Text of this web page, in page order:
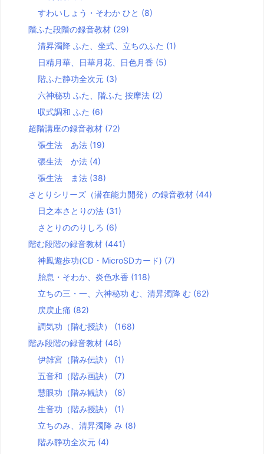
すわいしょう・そわか ひと (8)
階ふた段階の録音教材 (29)
清昇濁降 ふた、坐式、立ちのふた (1)
日精月華、日華月花、日色月香 (5)
階ふた静功全次元 (3)
六神秘功 ふた、階ふた 按摩法 (2)
収式調和 ふた (6)
超階講座の録音教材 (72)
張生法 あ法 (19)
張生法 か法 (4)
張生法 ま法 (38)
さとりシリーズ（潜在能力開発）の録音教材 (44)
日之本さとりの法 (31)
さとりののりしろ (6)
階む段階の録音教材 (441)
神鳳遊歩功(CD・MicroSDカード) (7)
胎息・そわか、炎色水香 (118)
立ちの三・一、六神秘功 む、清昇濁降 む (62)
戻戻止痛 (82)
調気功（階む授訣） (168)
階み段階の録音教材 (46)
伊雑宮（階み伝訣） (1)
五音和（階み画訣） (7)
慧眼功（階み観訣） (8)
生音功（階み授訣） (1)
立ちのみ、清昇濁降 み (8)
階み静功全次元 (4)